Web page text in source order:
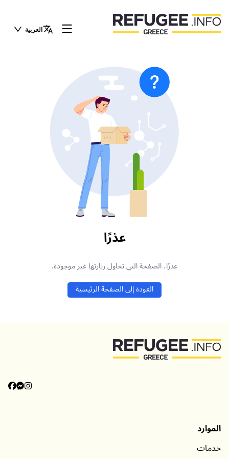
العربية
عذرًا
عذرًا، الصفحة التي تحاول زيارتها غير موجودة.
العودة إلى الصفحة الرئيسية
الموارد
خدمات